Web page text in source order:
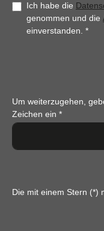
Ich habe die
genommen und die
einverstanden. *
Um weiterzugehen,
Zeichen ein *
Die mit einem Stern (*)